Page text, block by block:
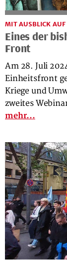
MIT AUSBLICK
Eines der
Front
Am 28. Juli
Einheitsfront
Kriege und
zweites
mehr...